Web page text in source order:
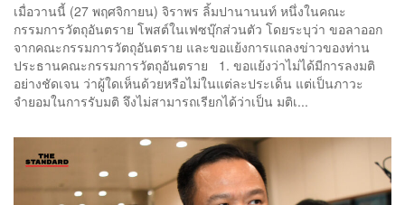
เมื่อวานนี้ (27 พฤศจิกายน) จิราพร ลิ้มปานานนท์ หนึ่งในคณะ
กรรมการวัตถุอันตราย โพสต์ในเฟซบุ๊กส่วนตัว โดยระบุว่า ขอลาออก
จากคณะกรรมการวัตถุอันตราย และขอแย้งการแถลงข่าวของท่าน
ประธานคณะกรรมการวัตถุอันตราย 1. ขอแย้งว่าไม่ได้มีการลงมติ
อย่างชัดเจน ว่าผู้ใดเห็นด้วยหรือไม่ในแต่ละประเด็น แต่เป็นภาวะ
จำยอมในการรับมติ จึงไม่สามารถเรียกได้ว่าเป็น มติเ...